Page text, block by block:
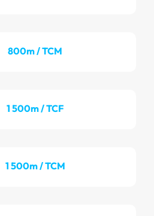
800m / TCM
1 500m / TCF
1 500m / TCM